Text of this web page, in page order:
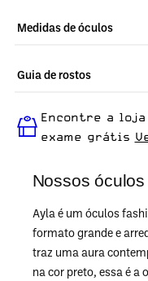
Nossos
Ayla é um óculos
formato grande e
traz uma aura
na cor preto, essa é a
Medidas de óculos
Guia de rostos
quem busca um óculos
Encontre a
exame grátis